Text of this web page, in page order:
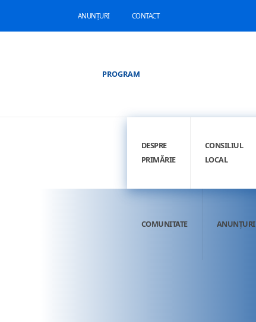
ANUNȚURI CONTACT
PROGRAM
DESPRE
PRIMĂRIE
CONSILIUL
LOCAL
COMUNITATE ANUNȚURI